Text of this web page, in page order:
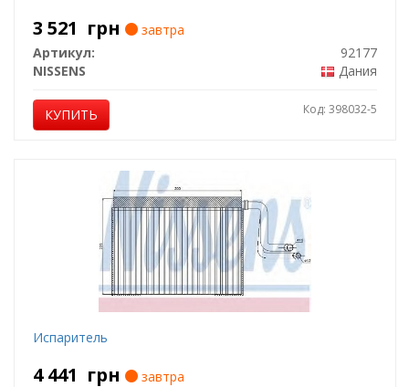
3 521 грн
завтра
Артикул:
92177
NISSENS
Дания
КУПИТЬ Код: 398032-5
Испаритель
4 441 грн
завтра